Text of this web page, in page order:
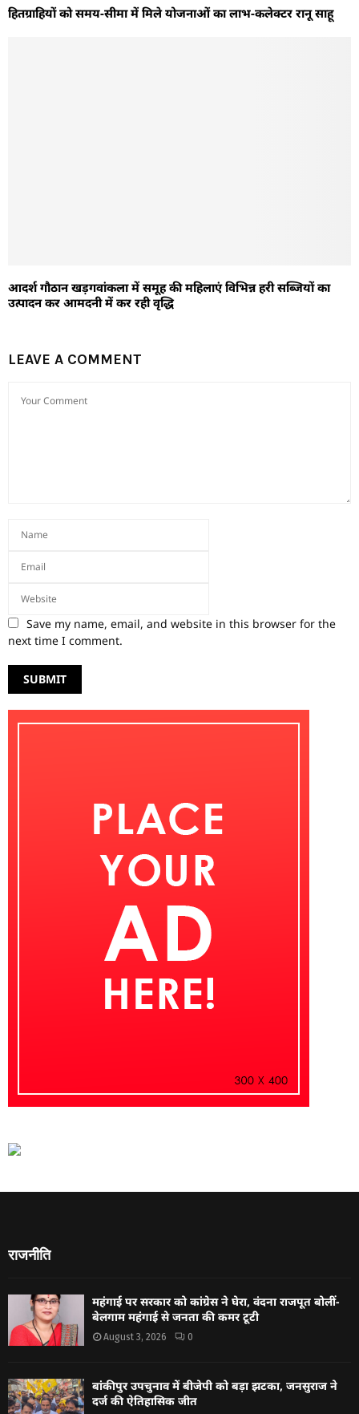
हितग्राहियों को समय-सीमा में मिले योजनाओं का लाभ-कलेक्टर रानू साहू
आदर्श गौठान खड़गवांकला में समूह की महिलाएं विभिन्न हरी सब्जियों का
उत्पादन कर आमदनी में कर रही वृद्धि
LEAVE A COMMENT
Save my name, email, and website in this browser for the
next time I comment.
राजनीति
महंगाई पर सरकार को कांग्रेस ने घेरा, वंदना राजपूत बोलीं-
बेलगाम महंगाई से जनता की कमर टूटी
August 3, 2026 0
बांकीपुर उपचुनाव में बीजेपी को बड़ा झटका, जनसुराज ने
दर्ज की ऐतिहासिक जीत